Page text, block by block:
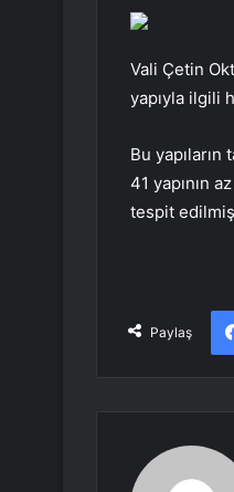
Vali Çetin
yapıyla ilgili
Bu yapıların
41 yapının
tespit
Paylaş